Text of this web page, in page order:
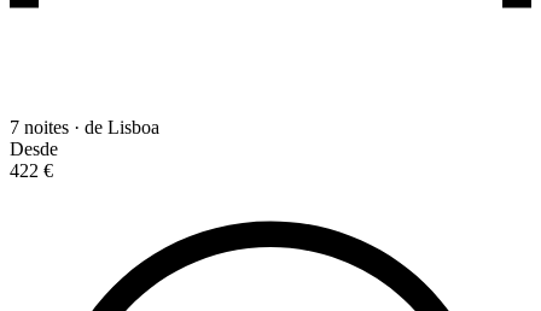
7 noites · de Lisboa
Desde
422 €